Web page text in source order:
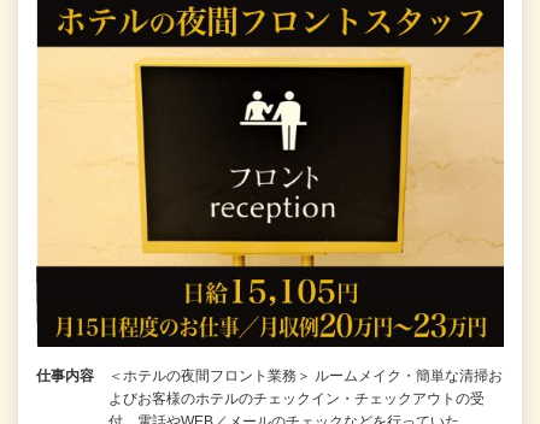
仕事内容
＜ホテルの夜間フロント業務＞ ルームメイク・簡単な清掃お
よびお客様のホテルのチェックイン・チェックアウトの受